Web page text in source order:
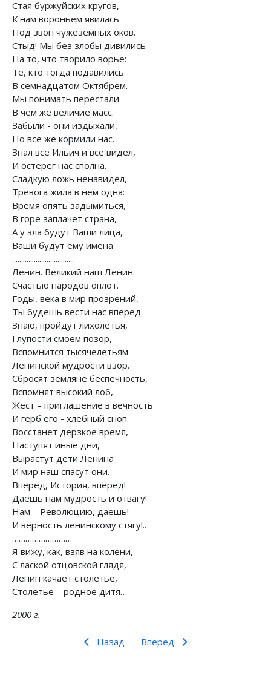
Стая буржуйских кругов,
К нам вороньем явилась
Под звон чужеземных оков.
Стыд! Мы без злобы дивились
На то, что творило ворье:
Те, кто тогда подавились
В семнадцатом Октябрем.
Мы понимать перестали
В чем же величие масс.
Забыли - они издыхали,
Но все же кормили нас.
Знал все Ильич и все видел,
И остерег нас сполна.
Сладкую ложь ненавидел,
Тревога жила в нем одна:
Время опять задымиться,
В горе заплачет страна,
А у зла будут Ваши лица,
Ваши будут ему имена
..................................
Ленин. Великий наш Ленин.
Счастью народов оплот.
Годы, века в мир прозрений,
Ты будешь вести нас вперед.
Знаю, пройдут лихолетья,
Глупости смоем позор,
Вспомнится тысячелетьям
Ленинской мудрости взор.
Сбросят земляне беспечность,
Вспомнят высокий лоб,
Жест – приглашение в вечность
И герб его - хлебный сноп.
Восстанет дерзкое время,
Наступят иные дни,
Вырастут дети Ленина
И мир наш спасут они.
Вперед, История, вперед!
Даешь нам мудрость и отвагу!
Нам – Революцию, даешь!
И верность ленинскому стягу!..
………………………
Я вижу, как, взяв на колени,
С лаской отцовской глядя,
Ленин качает столетье,
Столетье – родное дитя…
2000 г.
Назад Вперед